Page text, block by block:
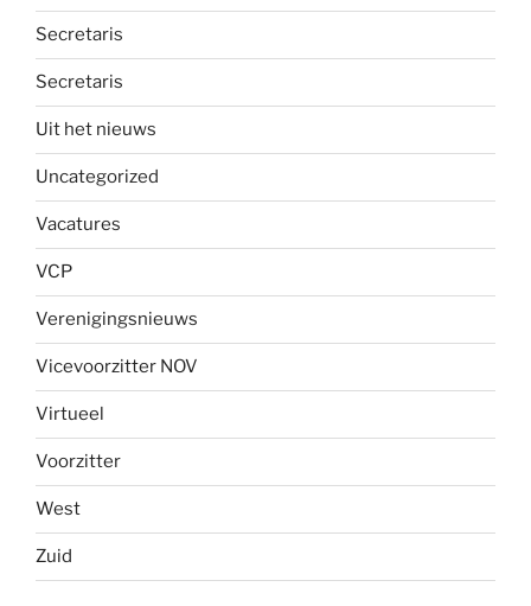
Secretaris
Secretaris
Uit het nieuws
Uncategorized
Vacatures
VCP
Verenigingsnieuws
Vicevoorzitter NOV
Virtueel
Voorzitter
West
Zuid